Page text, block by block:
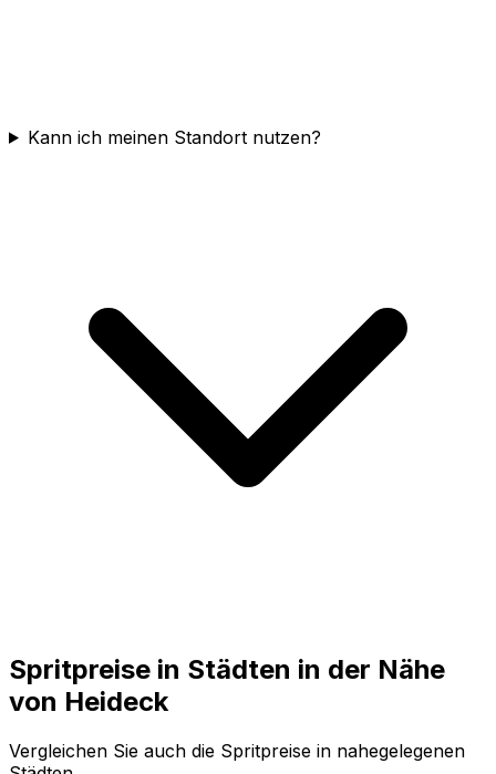
Kann ich meinen Standort nutzen?
Spritpreise in Städten in der Nähe
von Heideck
Vergleichen Sie auch die Spritpreise in nahegelegenen